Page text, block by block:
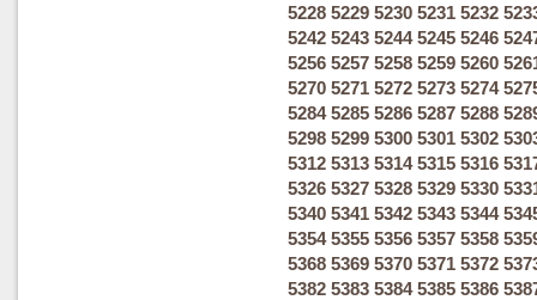
5228 5229 5230 5231 5232
5242 5243 5244 5245 5246
5256 5257 5258 5259 5260
5270 5271 5272 5273 5274
5284 5285 5286 5287 5288
5298 5299 5300 5301 5302
5312 5313 5314 5315 5316
5326 5327 5328 5329 5330
5340 5341 5342 5343 5344
5354 5355 5356 5357 5358
5368 5369 5370 5371 5372
5382 5383 5384 5385 5386